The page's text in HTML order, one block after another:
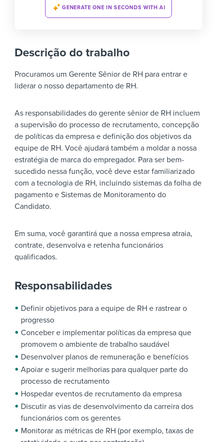
GENERATE ONE IN SECONDS WITH AI
Descrição do trabalho
Procuramos um Gerente Sênior de RH para entrar e
liderar o nosso departamento de RH.
As responsabilidades do gerente sênior de RH incluem
a supervisão do processo de recrutamento, concepção
de políticas da empresa e definição dos objetivos da
equipe de RH. Você ajudará também a moldar a nossa
estratégia de marca do empregador. Para ser bem-
sucedido nessa função, você deve estar familiarizado
com a tecnologia de RH, incluindo sistemas da folha de
pagamento e Sistemas de Monitoramento do
Candidato.
Em suma, você garantirá que a nossa empresa atraia,
contrate, desenvolva e retenha funcionários
qualificados.
Responsabilidades
Definir objetivos para a equipe de RH e rastrear o
progresso
Conceber e implementar políticas da empresa que
promovem o ambiente de trabalho saudável
Desenvolver planos de remuneração e benefícios
Apoiar e sugerir melhorias para qualquer parte do
processo de recrutamento
Hospedar eventos de recrutamento da empresa
Discutir as vias de desenvolvimento da carreira dos
funcionários com os gerentes
Monitorar as métricas de RH (por exemplo, taxas de